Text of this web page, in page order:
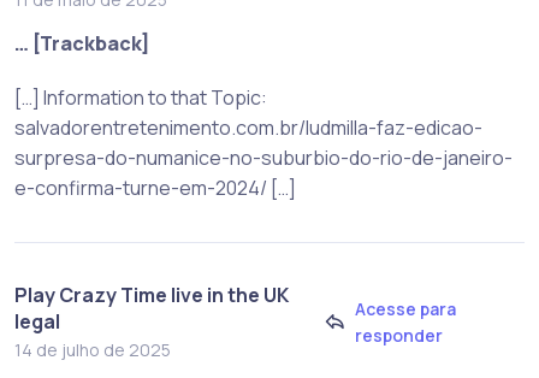
… [Trackback]
[…] Information to that Topic:
salvadorentretenimento.com.br/ludmilla-faz-edicao-
surpresa-do-numanice-no-suburbio-do-rio-de-janeiro-
e-confirma-turne-em-2024/ […]
Play Crazy Time live in the UK
legal
14 de julho de 2025
Acesse para
responder